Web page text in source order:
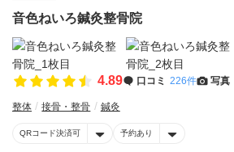
音色ねいろ鍼灸整骨院
4.89 口コミ 226件 写真
整体 接骨・整骨 鍼灸
QRコード決済可 予約あり